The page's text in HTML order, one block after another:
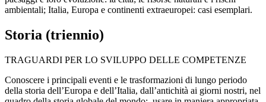
ambientali; Italia, Europa e continenti extraeuropei: casi esemplari.
Storia (triennio)
TRAGUARDI PER LO SVILUPPO DELLE COMPETENZE
Conoscere i principali eventi e le trasformazioni di lungo periodo
della storia dell’Europa e dell’Italia, dall’antichità ai giorni nostri, nel